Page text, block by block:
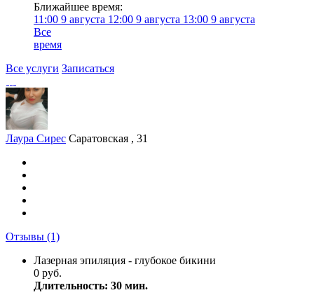
Ближайшее время:
11:00 9 августа 12:00 9 августа 13:00 9 августа
Все
время
Все услуги Записаться
Лаура Сирес Саратовская , 31
Отзывы (1)
Лазерная эпиляция - глубокое бикини
0 руб.
Длительность: 30 мин.